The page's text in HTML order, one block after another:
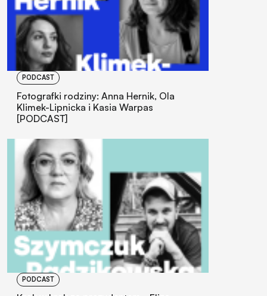
PODCAST
Fotografki rodziny: Anna Hernik, Ola
Klimek-Lipnicka i Kasia Warpas
[PODCAST]
PODCAST